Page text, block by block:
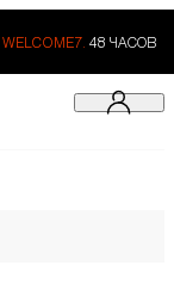
WELCOME7. 48 ЧАСОВ